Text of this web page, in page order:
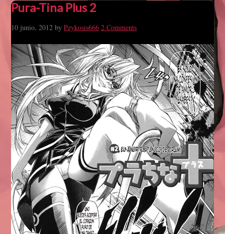
Pura-Tina Plus 2
10 junio, 2012 byPzykosis666 2 Comments